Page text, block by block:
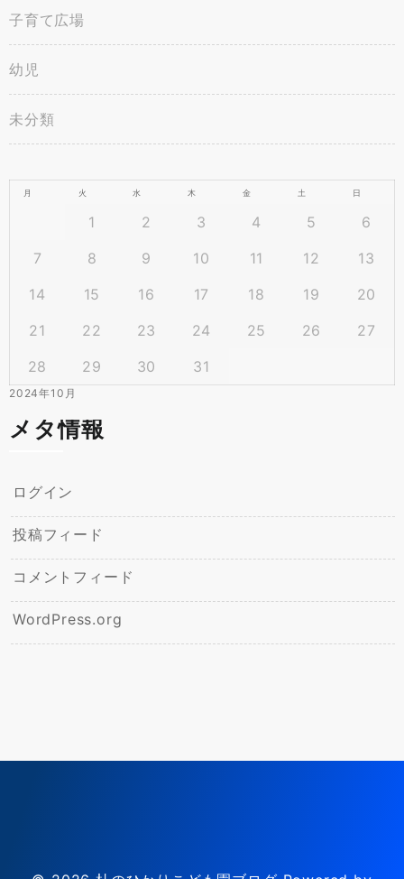
子育て広場
幼児
未分類
2024年10月
月 火 水 木 金 土 日
1 2 3 4 5
6
7
8 9 10 11 12
13
14
15 16 17 18 19
20
21
22 23 24 25 26
27
28
29 30 31
メタ情報
ログイン
投稿フィード
コメントフィード
WordPress.org